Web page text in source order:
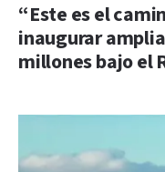
“Este es el
inaugurar
millones bajo el